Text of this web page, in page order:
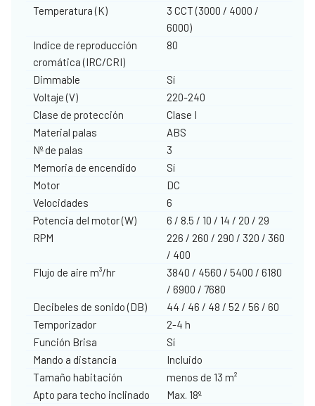
Temperatura (K)
3 CCT (3000 / 4000 /
6000)
Indice de reproducción
cromática (IRC/CRI)
80
Dimmable
Sí
Voltaje (V)
220-240
Clase de protección
Clase I
Material palas
ABS
Nº de palas
3
Memoria de encendido
Sí
Motor
DC
Velocidades
6
Potencia del motor (W)
6 / 8.5 / 10 / 14 / 20 / 29
RPM
226 / 260 / 290 / 320 / 360
/ 400
Flujo de aire m³/hr
3840 / 4560 / 5400 / 6180
/ 6900 / 7680
Decibeles de sonido (DB)
44 / 46 / 48 / 52 / 56 / 60
Temporizador
2-4 h
Función Brisa
Sí
Mando a distancia
Incluido
Tamaño habitación
menos de 13 m²
Apto para techo inclinado
Max. 18º